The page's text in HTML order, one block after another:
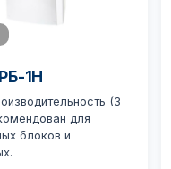
1Н
(3
для
блоков и